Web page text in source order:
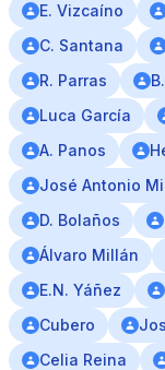
E. Vizcaíno
C. Santana
R. Parras
Luca García
A. Panos
José Antonio
D. Bolaños
Álvaro Millán
E.N. Yáñez
Cubero
Celia Reina